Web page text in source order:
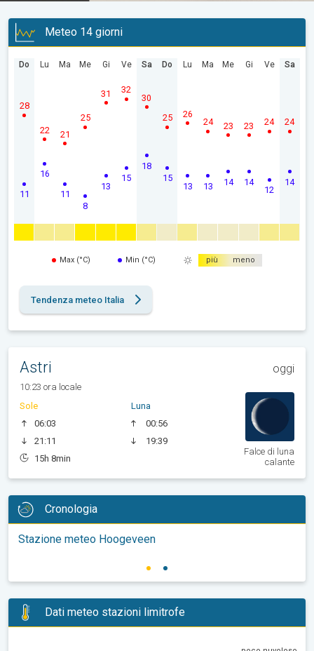
Meteo 14 giorni
Do
11
28
Lu
16
22
Ma
11
21
Me
8
25
Gi
13
31
Ve
15
32
Sa
18
30
Do
15
25
Lu
13
26
Ma
13
24
Me
14
23
Gi
14
23
Ve
12
24
Sa
14
24
Max (°C) Min (°C) più meno
Tendenza meteo Italia
Astri oggi
10:23 ora locale
Sole
06:03
21:11
15h 8min
Luna
00:56
19:39
Falce di luna
calante
Cronologia
Stazione meteo Hoogeveen
Dati meteo stazioni limitrofe